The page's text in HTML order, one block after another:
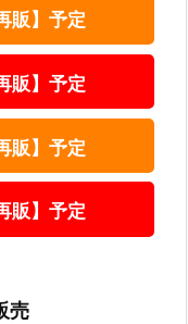
販】予定
販】予定
販】予定
販】予定
売